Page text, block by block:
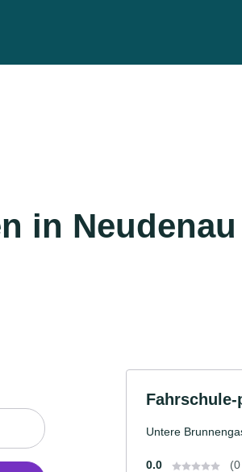
in Neudenau
Fahrschule-
Untere
0.0